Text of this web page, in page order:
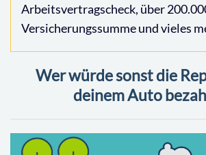
Arbeitsvertragscheck, über
Versicherungssumme und vieles
Wer würde sonst die
deinem Auto